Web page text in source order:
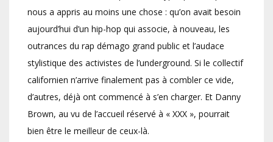
nous a appris au moins une chose : qu’on avait besoin
aujourd’hui d’un hip-hop qui associe, à nouveau, les
outrances du rap démago grand public et l’audace
stylistique des activistes de l’underground. Si le collectif
californien n’arrive finalement pas à combler ce vide,
d’autres, déjà ont commencé à s’en charger. Et Danny
Brown, au vu de l’accueil réservé à « XXX », pourrait
bien être le meilleur de ceux-là.